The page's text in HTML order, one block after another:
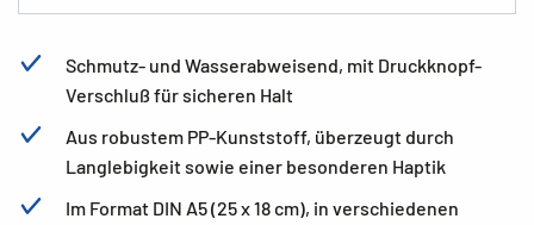
Schmutz- und Wasserabweisend, mit Druckknopf-
Verschluß für sicheren Halt
Aus robustem PP-Kunststoff, überzeugt durch
Langlebigkeit sowie einer besonderen Haptik
Im Format DIN A5 (25 x 18 cm), in verschiedenen